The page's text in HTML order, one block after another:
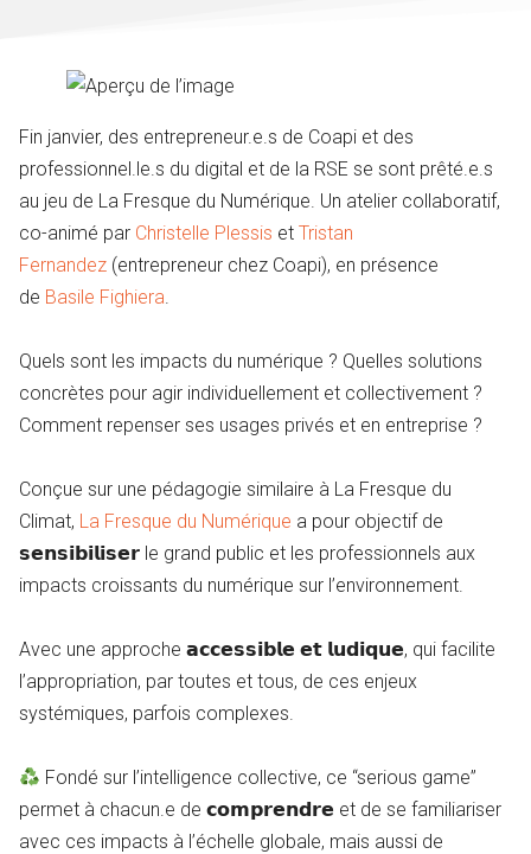
Fin janvier, des entrepreneur.e.s de Coapi et des
professionnel.le.s du digital et de la RSE se sont prêté.e.s
au jeu de La Fresque du Numérique. Un atelier collaboratif,
co-animé par Christelle Plessis et Tristan
Fernandez (entrepreneur chez Coapi), en présence
de Basile Fighiera.
Quels sont les impacts du numérique ? Quelles solutions
concrètes pour agir individuellement et collectivement ?
Comment repenser ses usages privés et en entreprise ?
Conçue sur une pédagogie similaire à La Fresque du
Climat, La Fresque du Numérique a pour objectif de
𝘀𝗲𝗻𝘀𝗶𝗯𝗶𝗹𝗶𝘀𝗲𝗿 le grand public et les professionnels aux
impacts croissants du numérique sur l’environnement.
Avec une approche 𝗮𝗰𝗰𝗲𝘀𝘀𝗶𝗯𝗹𝗲 𝗲𝘁 𝗹𝘂𝗱𝗶𝗾𝘂𝗲, qui facilite
l’appropriation, par toutes et tous, de ces enjeux
systémiques, parfois complexes.
Fondé sur l’intelligence collective, ce “serious game”
permet à chacun.e de 𝗰𝗼𝗺𝗽𝗿𝗲𝗻𝗱𝗿𝗲 et de se familiariser
avec ces impacts à l’échelle globale, mais aussi de